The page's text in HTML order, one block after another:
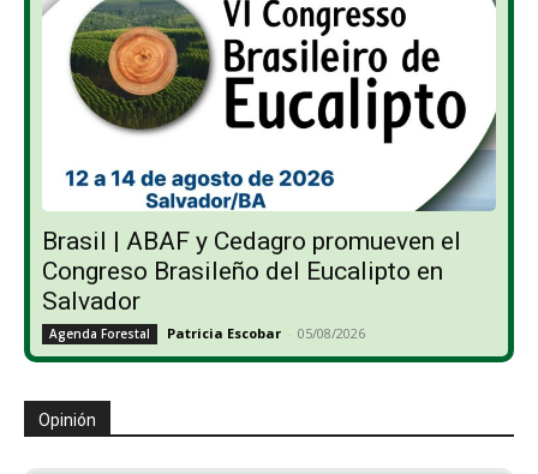
Brasil | ABAF y Cedagro promueven el
Congreso Brasileño del Eucalipto en
Salvador
Agenda Forestal Patricia Escobar - 05/08/2026
Opinión